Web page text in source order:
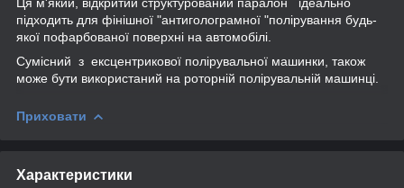
підходить для фінішної "антиголограмної "полірування будь-
якої пофарбованої поверхні на автомобілі.
Сумісний з ексцентрикової полірувальної машинки, також
може бути використаний на роторній полірувальній машинці.
Приховати
Характеристики